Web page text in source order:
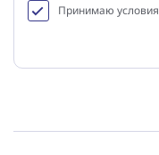
Принимаю условия